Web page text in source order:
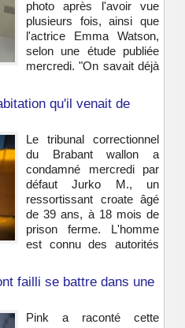
photo après l'avoir vue
plusieurs fois, ainsi que
l'actrice Emma Watson,
selon une étude publiée
mercredi. "On savait déjà
qu'il venait de
Le tribunal correctionnel
du Brabant wallon a
condamné mercredi par
défaut Jurko M., un
ressortissant croate âgé
de 39 ans, à 18 mois de
prison ferme. L'homme
est connu des autorités
failli se battre dans une
Pink a raconté cette